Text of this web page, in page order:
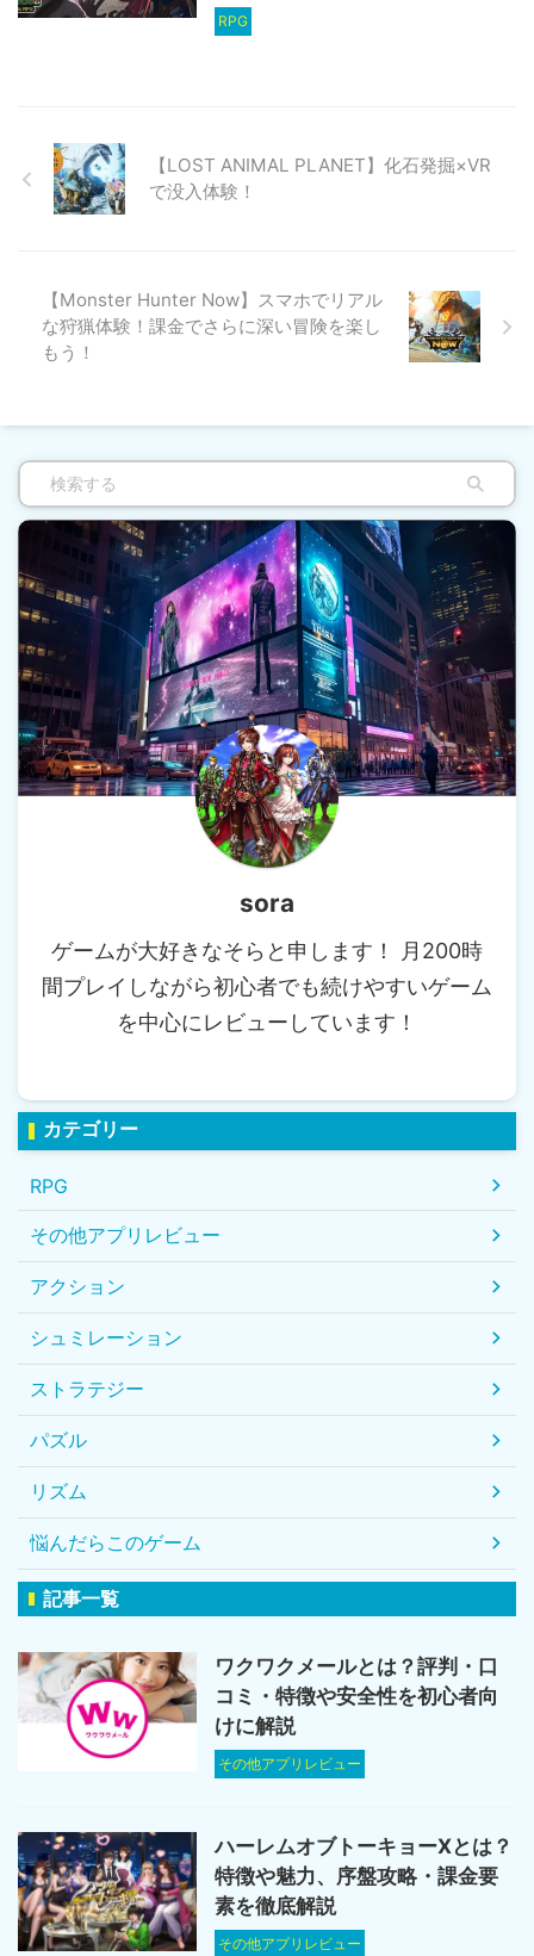
RPG
【LOST ANIMAL PLANET】化石発掘×VR
で没入体験！
【Monster Hunter Now】スマホでリアル
な狩猟体験！課金でさらに深い冒険を楽し
もう！
sora
ゲームが大好きなそらと申します！ 月200時
間プレイしながら初心者でも続けやすいゲーム
を中心にレビューしています！
カテゴリー
RPG
その他アプリレビュー
アクション
シュミレーション
ストラテジー
パズル
リズム
悩んだらこのゲーム
記事一覧
ワクワクメールとは？評判・口
コミ・特徴や安全性を初心者向
けに解説
その他アプリレビュー
ハーレムオブトーキョーXとは？
特徴や魅力、序盤攻略・課金要
素を徹底解説
その他アプリレビュー